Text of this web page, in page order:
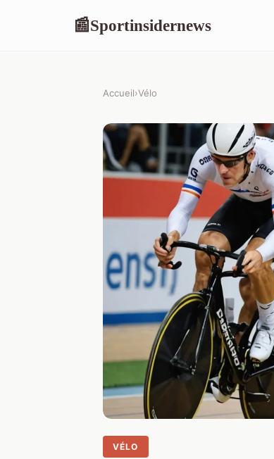
📰Sportinsidernews
Accueil›Vélo
VÉLO